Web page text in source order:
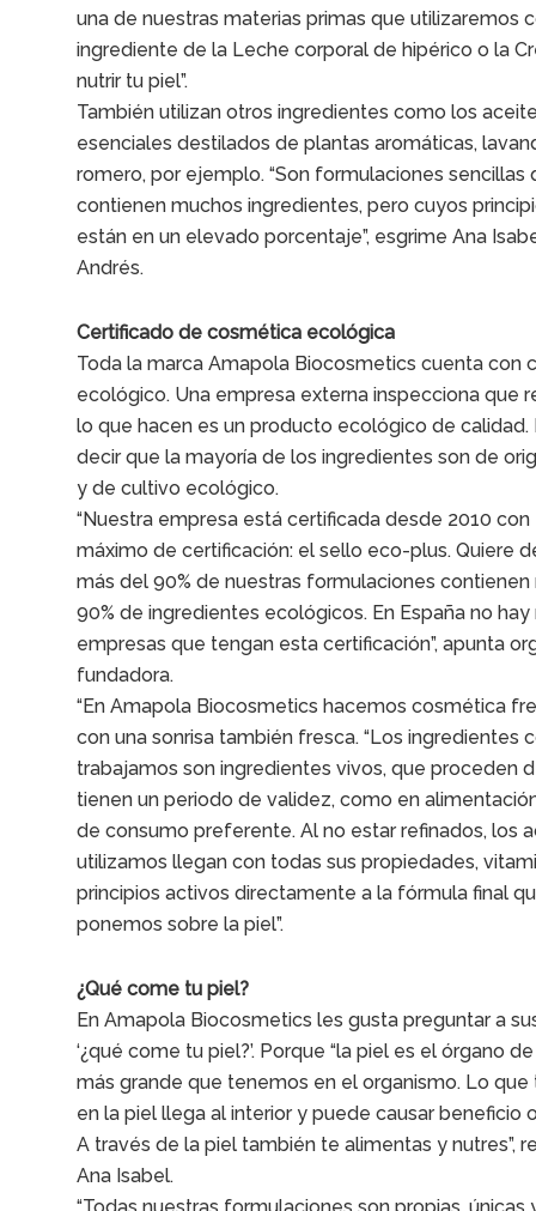
una de nuestras materias primas que utilizaremos
ingrediente de la Leche corporal de hipérico o la
nutrir tu piel”.
También utilizan otros ingredientes como los
esenciales destilados de plantas aromáticas,
romero, por ejemplo. “Son formulaciones sencillas
contienen muchos ingredientes, pero cuyos
están en un elevado porcentaje”, esgrime Ana
Andrés.
Certificado de cosmética ecológica
Toda la marca Amapola Biocosmetics cuenta con
ecológico. Una empresa externa inspecciona que
lo que hacen es un producto ecológico de calidad.
decir que la mayoría de los ingredientes son de
y de cultivo ecológico.
“Nuestra empresa está certificada desde 2010
máximo de certificación: el sello eco-plus. Quiere
más del 90% de nuestras formulaciones contienen
90% de ingredientes ecológicos. En España no
empresas que tengan esta certificación”, apunta
fundadora.
“En Amapola Biocosmetics hacemos cosmética
con una sonrisa también fresca. “Los ingredientes
trabajamos son ingredientes vivos, que proceden
tienen un periodo de validez, como en
de consumo preferente. Al no estar refinados, los
utilizamos llegan con todas sus propiedades,
principios activos directamente a la fórmula final
ponemos sobre la piel”.
¿Qué come tu piel?
En Amapola Biocosmetics les gusta preguntar a
‘¿qué come tu piel?’. Porque “la piel es el órgano
más grande que tenemos en el organismo. Lo
en la piel llega al interior y puede causar beneficio
A través de la piel también te alimentas y nutres”,
Ana Isabel.